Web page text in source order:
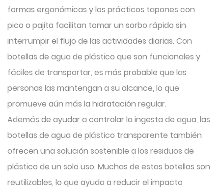
formas ergonómicas y los prácticos tapones con
pico o pajita facilitan tomar un sorbo rápido sin
interrumpir el flujo de las actividades diarias. Con
botellas de agua de plástico que son funcionales y
fáciles de transportar, es más probable que las
personas las mantengan a su alcance, lo que
promueve aún más la hidratación regular.
Además de ayudar a controlar la ingesta de agua, las
botellas de agua de plástico transparente también
ofrecen una solución sostenible a los residuos de
plástico de un solo uso. Muchas de estas botellas son
reutilizables, lo que ayuda a reducir el impacto